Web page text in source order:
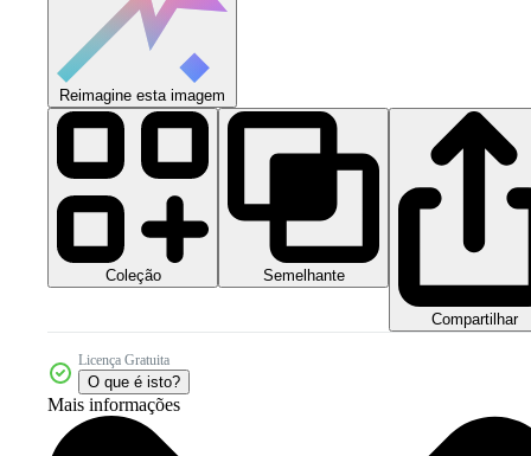
Reimagine esta imagem
Coleção Semelhante
Compartilhar
Licença Gratuita
O que é isto?
Mais informações